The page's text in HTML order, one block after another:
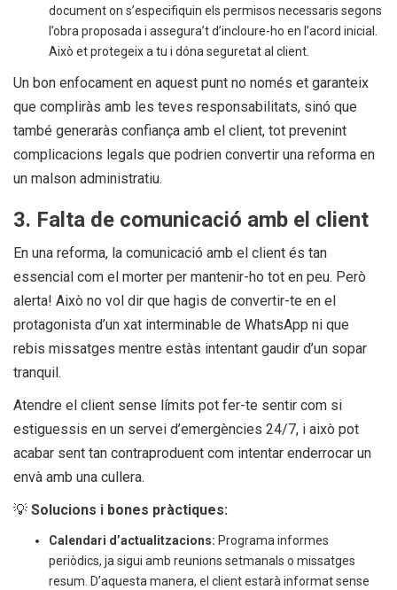
document on s’especifiquin els permisos necessaris segons
l’obra proposada i assegura’t d’incloure-ho en l’acord inicial.
Això et protegeix a tu i dóna seguretat al client.
Un bon enfocament en aquest punt no només et garanteix
que compliràs amb les teves responsabilitats, sinó que
també generaràs confiança amb el client, tot prevenint
complicacions legals que podrien convertir una reforma en
un malson administratiu.
3. Falta de comunicació amb el client
En una reforma, la comunicació amb el client és tan
essencial com el morter per mantenir-ho tot en peu. Però
alerta! Això no vol dir que hagis de convertir-te en el
protagonista d’un xat interminable de WhatsApp ni que
rebis missatges mentre estàs intentant gaudir d’un sopar
tranquil.
Atendre el client sense límits pot fer-te sentir com si
estiguessis en un servei d’emergències 24/7, i això pot
acabar sent tan contraproduent com intentar enderrocar un
envà amb una cullera.
💡 Solucions i bones pràctiques:
Calendari d’actualitzacions: Programa informes
periòdics, ja sigui amb reunions setmanals o missatges
resum. D’aquesta manera, el client estarà informat sense